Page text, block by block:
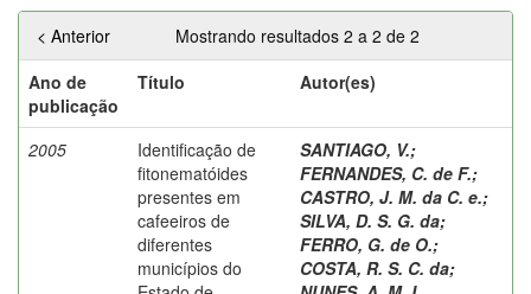
Mostrando resultados 2 a 2 de 2
< Anterior
Ano de
publicação
Título Autor(es)
2005
Identificação de
fitonematóides
presentes em
cafeeiros de
diferentes
municípios do
SANTIAGO, V.;
FERNANDES, C. de F.;
CASTRO, J. M. da C. e.;
SILVA, D. S. G. da;
FERRO, G. de O.;
COSTA, R. S. C. da;